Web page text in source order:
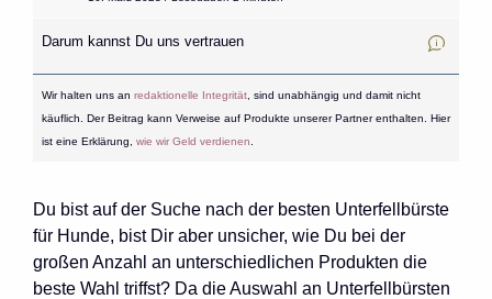
Darum kannst Du uns vertrauen
Wir halten uns an redaktionelle Integrität, sind unabhängig und damit nicht
käuflich. Der Beitrag kann Verweise auf Produkte unserer Partner enthalten. Hier
ist eine Erklärung, wie wir Geld verdienen
Du bist auf der Suche nach der besten Unterfellbürste
für Hunde, bist Dir aber unsicher, wie Du bei der
großen Anzahl an unterschiedlichen Produkten die
beste Wahl triffst? Da die Auswahl an Unterfellbürsten